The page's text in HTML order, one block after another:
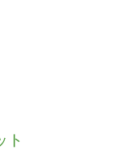
ト